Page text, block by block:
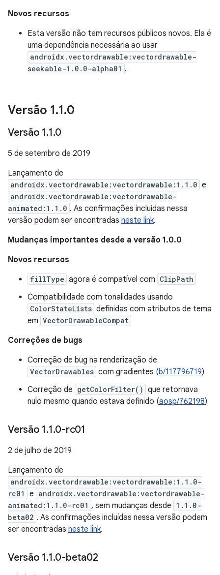
Novos recursos
Esta versão não tem recursos públicos novos. Ela é
uma dependência necessária ao usar
androidx.vectordrawable:vectordrawable-
seekable-1.0.0-alpha01 .
Versão 1.1.0
Versão 1.1.0
5 de setembro de 2019
Lançamento de
androidx.vectordrawable:vectordrawable:1.1.0 e
androidx.vectordrawable:vectordrawable-
animated:1.1.0 . As confirmações incluídas nessa
versão podem ser encontradas neste link.
Mudanças importantes desde a versão 1.0.0
Novos recursos
fillType agora é compatível com ClipPath
Compatibilidade com tonalidades usando
ColorStateLists definidas com atributos de tema
em VectorDrawableCompat
Correções de bugs
Correção de bug na renderização de
VectorDrawables com gradientes (b/117796719)
Correção de getColorFilter() que retornava
nulo mesmo quando estava definido (aosp/762198)
Versão 1.1.0-rc01
2 de julho de 2019
Lançamento de
androidx.vectordrawable:vectordrawable:1.1.0-
rc01
e androidx.vectordrawable:vectordrawable-
animated:1.1.0-rc01 , sem mudanças desde 1.1.0-
beta02 . As confirmações incluídas nessa versão podem
ser encontradas neste link.
Versão 1.1.0-beta02